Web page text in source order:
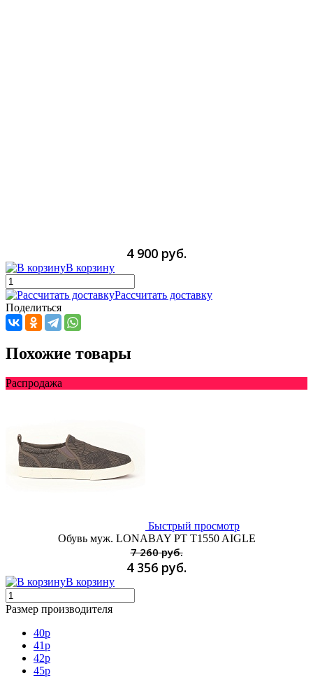
4 900 руб.
В корзину
Рассчитать доставку
Поделиться
Похожие товары
Распродажа
Быстрый просмотр
Обувь муж. LONABAY PT T1550 AIGLE
7 260 руб.
4 356 руб.
В корзину
Размер производителя
40p
41p
42p
45p